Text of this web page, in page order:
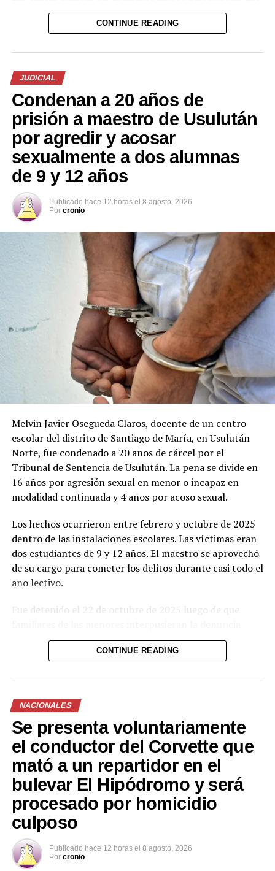
autoridades de tránsito se encuentran en el lugar
realizando las investigaciones correspondientes para
circunstancias del hecho.
El tramo de la carretera registró congestión vehicular
mientras se realizaban las labores de atención a los
lesionados y el retiro de los vehículos involucrados.
Facebook X
CONTINUE READING
JUDICIAL
Condenan a 20 años de
prisión a maestro de Usulután
por agredir y acosar
sexualmente a dos alumnas
de 9 y 12 años
Publicado hace 12 horas el 8 agosto, 2026
Por cronio
Melvin Javier Osegueda Claros, docente de un centro
escolar del distrito de Santiago de María, en Usulután
Norte, fue condenado a 20 años de cárcel por el
Tribunal de Sentencia de Usulután. La pena se divide en
16 años por agresión sexual en menor o incapaz en
modalidad continuada y 4 años por acoso sexual.
Los hechos ocurrieron entre febrero y octubre de 2025
dentro de las instalaciones escolares. Las víctimas eran
dos estudiantes de 9 y 12 años. El maestro se aprovechó
de su cargo para cometer los delitos durante casi todo el
año lectivo.
Fue detenido el 22 de octubre de 2025 luego de que
correspondiente. La Fiscalía General de la República
presentó pruebas documentales, periciales y
responsabilidad penal.
El proceso se desarrolló bajo reserva para proteger la
identidad y la intimidad de las víctimas. La sentencia
busca enviar un mensaje claro contra quienes abusan de
su posición de confianza en el sistema educativo.
Las autoridades judiciales y fiscales reiteraron su
compromiso de perseguir con rigor este tipo de delitos
que afectan a la niñez y adolescencia.
Comparte esto:
CONTINUE READING
NACIONALES
Se presenta voluntariamente
el conductor del Corvette que
mató a un repartidor en el
bulevar El Hipódromo y será
procesado por homicidio
culposo
Publicado hace 12 horas el 8 agosto, 2026
Por cronio